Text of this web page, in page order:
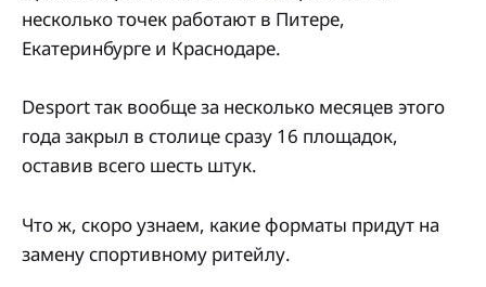
несколько точек работают в Питере,
Екатеринбурге и Краснодаре.
Desport так вообще за несколько месяцев этого
года закрыл в столице сразу 16 площадок,
оставив всего шесть штук.
Что ж, скоро узнаем, какие форматы придут на
замену спортивному ритейлу.